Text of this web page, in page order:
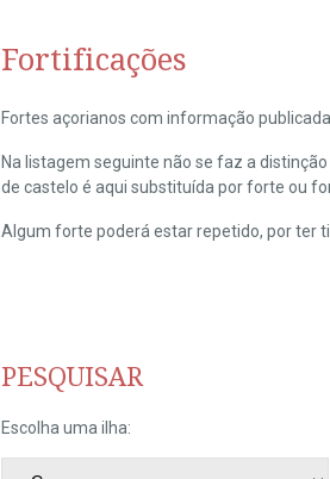
Fortificações
Fortes açorianos com informação publicada
Na listagem seguinte não se faz a
de castelo é aqui substituída por forte ou
Algum forte poderá estar repetido, por ter
PESQUISAR
Escolha uma ilha: